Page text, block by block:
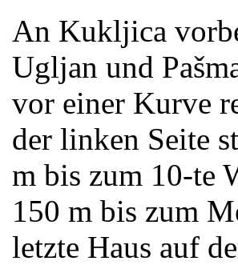
An Kukljica
Ugljan und
vor einer Kurve
der linken Seite
m bis zum 10-te
150 m bis zum
letzte Haus auf